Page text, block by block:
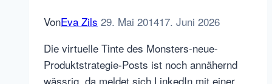
VonEva Zils 29. Mai 201417. Juni 2026
Die virtuelle Tinte des Monsters-neue-
Produktstrategie-Posts ist noch annähernd
wässrig, da meldet sich LinkedIn mit einer